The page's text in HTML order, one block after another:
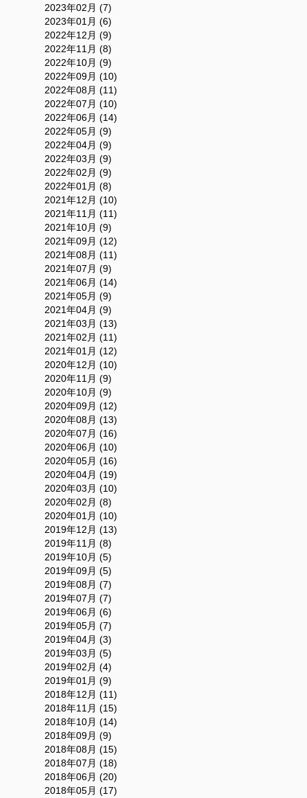
2023年02月 (7)
2023年01月 (6)
2022年12月 (9)
2022年11月 (8)
2022年10月 (9)
2022年09月 (10)
2022年08月 (11)
2022年07月 (10)
2022年06月 (14)
2022年05月 (9)
2022年04月 (9)
2022年03月 (9)
2022年02月 (9)
2022年01月 (8)
2021年12月 (10)
2021年11月 (11)
2021年10月 (9)
2021年09月 (12)
2021年08月 (11)
2021年07月 (9)
2021年06月 (14)
2021年05月 (9)
2021年04月 (9)
2021年03月 (13)
2021年02月 (11)
2021年01月 (12)
2020年12月 (10)
2020年11月 (9)
2020年10月 (9)
2020年09月 (12)
2020年08月 (13)
2020年07月 (16)
2020年06月 (10)
2020年05月 (16)
2020年04月 (19)
2020年03月 (10)
2020年02月 (8)
2020年01月 (10)
2019年12月 (13)
2019年11月 (8)
2019年10月 (5)
2019年09月 (5)
2019年08月 (7)
2019年07月 (7)
2019年06月 (6)
2019年05月 (7)
2019年04月 (3)
2019年03月 (5)
2019年02月 (4)
2019年01月 (9)
2018年12月 (11)
2018年11月 (15)
2018年10月 (14)
2018年09月 (9)
2018年08月 (15)
2018年07月 (18)
2018年06月 (20)
2018年05月 (17)